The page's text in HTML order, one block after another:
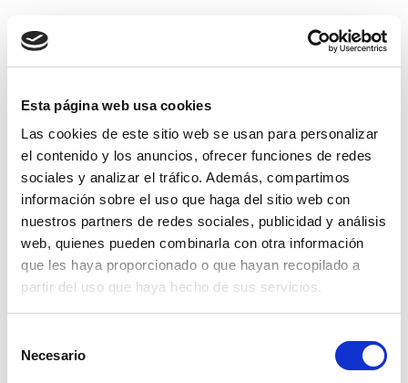
Esta página web usa cookies
Las cookies de este sitio web se usan para personalizar
el contenido y los anuncios, ofrecer funciones de redes
sociales y analizar el tráfico. Además, compartimos
información sobre el uso que haga del sitio web con
nuestros partners de redes sociales, publicidad y análisis
web, quienes pueden combinarla con otra información
que les haya proporcionado o que hayan recopilado a
partir del uso que haya hecho de sus servicios.
Necesario
cuentalitros digital k24 m/h 1"
233,29€